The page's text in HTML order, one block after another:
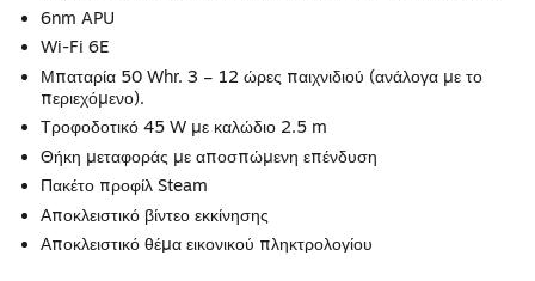
6nm APU
Wi-Fi 6E
Μπαταρία 50 Whr. 3 – 12 ώρες παιχνιδιού (ανάλογα με το
περιεχόμενο).
Τροφοδοτικό 45 W με καλώδιο 2.5 m
Θήκη μεταφοράς με αποσπώμενη επένδυση
Πακέτο προφίλ Steam
Αποκλειστικό βίντεο εκκίνησης
Αποκλειστικό θέμα εικονικού πληκτρολογίου